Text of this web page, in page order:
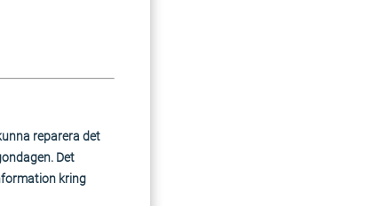
reparera det
Det
kring